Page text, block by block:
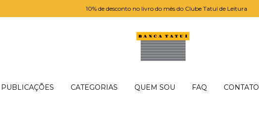
10% de desconto no livro do mês do Clube Tatuí de Leitura
PUBLICAÇÕES CATEGORIAS QUEM SOU FAQ CONTATO